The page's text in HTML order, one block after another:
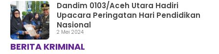
Dandim 0103/Aceh Utara Hadiri
Upacara Peringatan Hari Pendidikan
Nasional
2 Mei 2024
BERITA KRIMINAL